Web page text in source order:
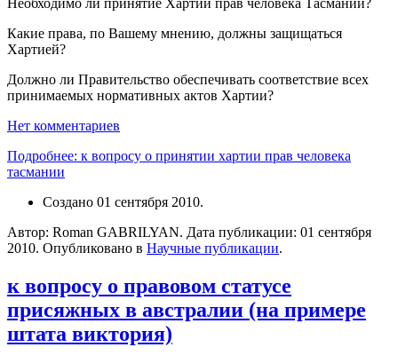
Необходимо ли принятие Хартии прав человека Тасмании?
Какие права, по Вашему мнению, должны защищаться
Хартией?
Должно ли Правительство обеспечивать соответствие всех
принимаемых нормативных актов Хартии?
Нет комментариев
Подробнее: к вопросу о принятии хартии прав человека
тасмании
Создано 01 сентября 2010.
Автор: Roman GABRILYAN. Дата публикации: 01 сентября
2010. Опубликовано в Научные публикации.
к вопросу о правовом статусе
присяжных в австралии (на примере
штата виктория)